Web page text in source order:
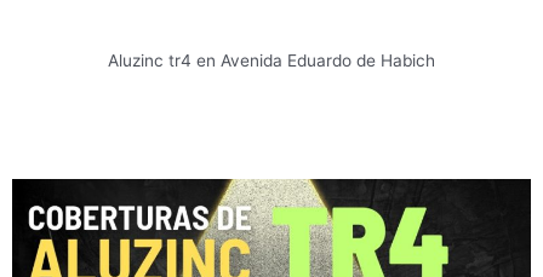
Aluzinc tr4 en Avenida Eduardo de Habich